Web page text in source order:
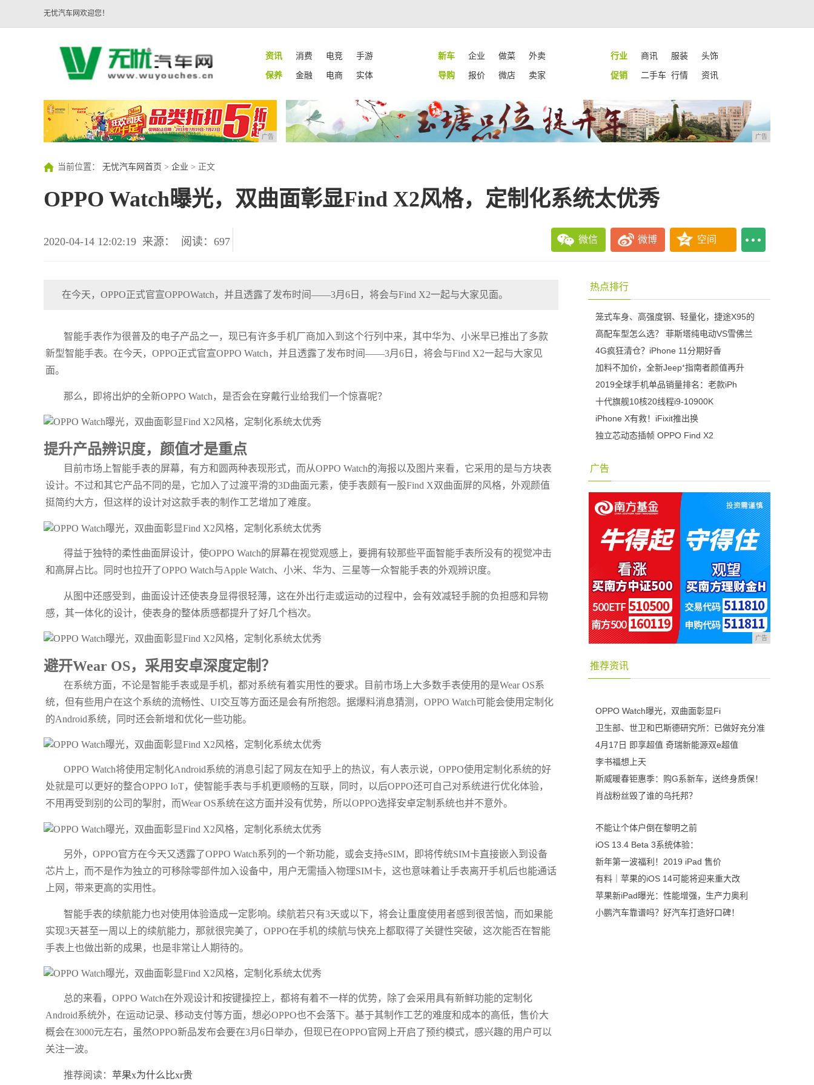
无忧汽车网欢迎您！
资讯 消费 电竞 手游 新车 企业 做菜 外卖 行业 商讯 服装
头饰
保养
金融 电商 实体 导购 报价 微店 卖家 促销 二手车 行情 资讯
广告 广告
当前位置： 无忧汽车网首页 > 企业 > 正文
OPPO Watch曝光，双曲面彰显Find X2风格，定制化系统太优秀
2020-04-14 12:02:19 来源： 阅读：697 微信 微博 空间
在今天，OPPO正式官宣OPPOWatch，并且透露了发布时间——3月6日，将会与Find X2一起与大家见面。
智能手表作为很普及的电子产品之一，现已有许多手机厂商加入到这个行列中来，其中华为、小米早已推出了多款
新型智能手表。在今天，OPPO正式官宣OPPO Watch，并且透露了发布时间——3月6日，将会与Find X2一起与大家见
面。
那么，即将出炉的全新OPPO Watch，是否会在穿戴行业给我们一个惊喜呢？
提升产品辨识度，颜值才是重点
目前市场上智能手表的屏幕，有方和圆两种表现形式，而从OPPO Watch的海报以及图片来看，它采用的是与方块表
设计。不过和其它产品不同的是，它加入了过渡平滑的3D曲面元素，使手表颇有一股Find X双曲面屏的风格，外观颜值
挺简约大方，但这样的设计对这款手表的制作工艺增加了难度。
得益于独特的柔性曲面屏设计，使OPPO Watch的屏幕在视觉观感上，要拥有较那些平面智能手表所没有的视觉冲击
和高屏占比。同时也拉开了OPPO Watch与Apple Watch、小米、华为、三星等一众智能手表的外观辨识度。
从图中还感受到，曲面设计还使表身显得很轻薄，这在外出行走或运动的过程中，会有效减轻手腕的负担感和异物
感，其一体化的设计，使表身的整体质感都提升了好几个档次。
避开Wear OS，采用安卓深度定制？
在系统方面，不论是智能手表或是手机，都对系统有着实用性的要求。目前市场上大多数手表使用的是Wear OS系
统，但有些用户在这个系统的流畅性、UI交互等方面还是会有所抱怨。据爆料消息猜测，OPPO Watch可能会使用定制化
的Android系统，同时还会新增和优化一些功能。
OPPO Watch将使用定制化Android系统的消息引起了网友在知乎上的热议，有人表示说，OPPO使用定制化系统的好
处就是可以更好的整合OPPO IoT，使智能手表与手机更顺畅的互联，同时，以后OPPO还可自己对系统进行优化体验，
不用再受到别的公司的掣肘，而Wear OS系统在这方面并没有优势，所以OPPO选择安卓定制系统也并不意外。
另外，OPPO官方在今天又透露了OPPO Watch系列的一个新功能，或会支持eSIM，即将传统SIM卡直接嵌入到设备
芯片上，而不是作为独立的可移除零部件加入设备中，用户无需插入物理SIM卡，这也意味着让手表离开手机后也能通话
上网，带来更高的实用性。
智能手表的续航能力也对使用体验造成一定影响。续航若只有3天或以下，将会让重度使用者感到很苦恼，而如果能
实现3天甚至一周以上的续航能力，那就很完美了，OPPO在手机的续航与快充上都取得了关键性突破，这次能否在智能
手表上也做出新的成果，也是非常让人期待的。
总的来看，OPPO Watch在外观设计和按键操控上，都将有着不一样的优势，除了会采用具有新鲜功能的定制化
Android系统外，在运动记录、移动支付等方面，想必OPPO也不会落下。基于其制作工艺的难度和成本的高低，售价大
概会在3000元左右，虽然OPPO新品发布会要在3月6日举办，但现已在OPPO官网上开启了预约模式，感兴趣的用户可以
关注一波。
推荐阅读： 苹果x为什么比xr贵
热点排行
笼式车身、高强度钢、轻量化，捷途X95的
高配车型怎么选？ 菲斯塔纯电动VS雪佛兰
4G疯狂清仓？iPhone 11分期好香
加料不加价，全新Jeep⁺指南者颜值再升
2019全球手机单品销量排名：老款iPh
十代旗舰10核20线程i9-10900K
iPhone X有救！iFixit推出换
独立芯动态插帧 OPPO Find X2
广告
广告
推荐资讯
OPPO Watch曝光，双曲面彰显Fi
卫生部、世卫和巴斯德研究所：已做好充分准
4月17日 即享超值 奇瑞新能源双e超值
李书福想上天
斯威暖春钜惠季：购G系新车，送终身质保！
肖战粉丝毁了谁的乌托邦？
不能让个体户倒在黎明之前
iOS 13.4 Beta 3系统体验：
新年第一波福利！2019 iPad 售价
有料｜苹果的iOS 14可能将迎来重大改
苹果新iPad曝光：性能增强，生产力奥利
小鹏汽车靠谱吗？好汽车打造好口碑！